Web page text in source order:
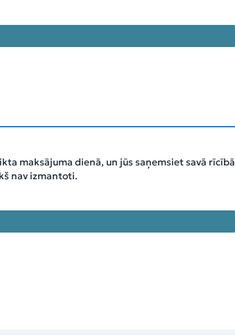
maksājuma dienā, un jūs saņemsiet savā rīcībā
nav izmantoti.